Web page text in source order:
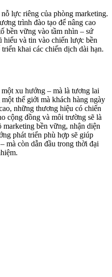
lực riêng của phòng marketing.
trình đào tạo để nâng cao
bền vững vào tầm nhìn – sứ
và tin vào chiến lược bền
khai các chiến dịch dài hạn.
xu hướng – mà là tương lai
thế giới mà khách hàng ngày
những thương hiệu có chiến
cộng đồng và môi trường sẽ là
bền vững, nhận diện
phát triển phù hợp sẽ giúp
mà còn dẫn đầu trong thời đại